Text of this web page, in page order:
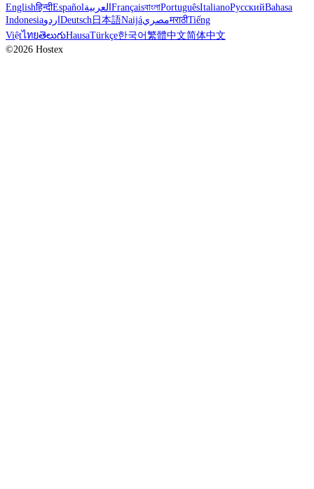
Englishहिन्दीEspañolالعربيةFrançaisবাংলাPortuguêsItalianoРусскийBahasa
IndonesiaاردوDeutsch日本語NaijáمصريमराठीTiếng
ViệtไทยతెలుగుHausaTürkçe한국어繁體中文简体中文
©2026 Hostex